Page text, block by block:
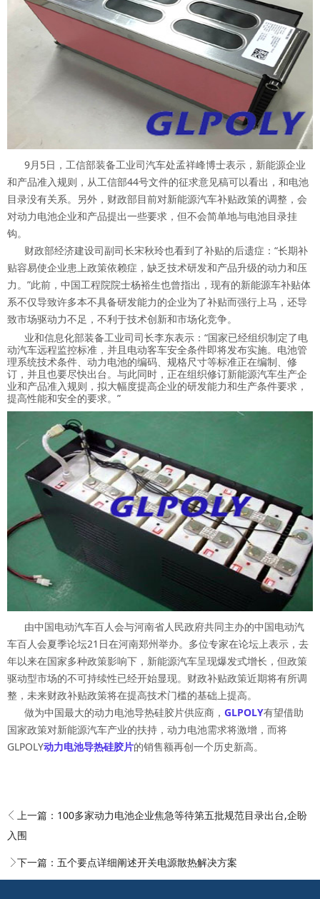
9月5日，工信部装备工业司汽车处孟祥峰博士表示，新能源企业
和产品准入规则，从工信部44号文件的征求意见稿可以看出，和电池
目录没有关系。另外，财政部目前对新能源汽车补贴政策的调整，会
对动力电池企业和产品提出一些要求，但不会简单地与电池目录挂
钩。
财政部经济建设司副司长宋秋玲也看到了补贴的后遗症：“长期补
贴容易使企业患上政策依赖症，缺乏技术研发和产品升级的动力和压
力。”此前，中国工程院院士杨裕生也曾指出，现有的新能源车补贴体
系不仅导致许多本不具备研发能力的企业为了补贴而强行上马，还导
致市场驱动力不足，不利于技术创新和市场化竞争。
业和信息化部装备工业司司长李东表示：“国家已经组织制定了电
动汽车远程监控标准，并且电动客车安全条件即将发布实施。电池管
理系统技术条件、动力电池的编码、规格尺寸等标准正在编制、修
订，并且也要尽快出台。与此同时，正在组织修订新能源汽车生产企
业和产品准入规则，拟大幅度提高企业的研发能力和生产条件要求，
提高性能和安全的要求。”
由中国电动汽车百人会与河南省人民政府共同主办的中国电动汽
车百人会夏季论坛21日在河南郑州举办。多位专家在论坛上表示，去
年以来在国家多种政策影响下，新能源汽车呈现爆发式增长，但政策
驱动型市场的不可持续性已经开始显现。财政补贴政策近期将有所调
整，未来财政补贴政策将在提高技术门槛的基础上提高。
做为中国最大的动力电池导热硅胶片供应商， GLPOLY有望借助
国家政策对新能源汽车产业的扶持，动力电池需求将激增，而将
GLPOLY动力电池导热硅胶片的销售额再创一个历史新高。
上一篇： 100多家动力电池企业焦急等待第五批规范目录出台,企盼
入围
下一篇： 五个要点详细阐述开关电源散热解决方案